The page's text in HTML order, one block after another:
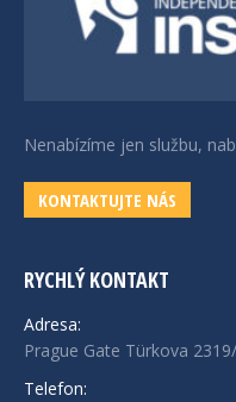
Nenabízíme jen službu,
KONTAKTUJTE NÁS
RYCHLÝ KONTAKT
Adresa:
Prague Gate Türkova
Telefon: